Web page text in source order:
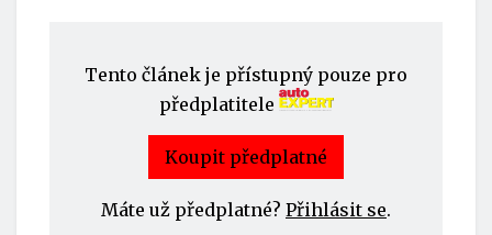
Tento článek je přístupný pouze pro
předplatitele
Koupit předplatné
Máte už předplatné? Přihlásit se.